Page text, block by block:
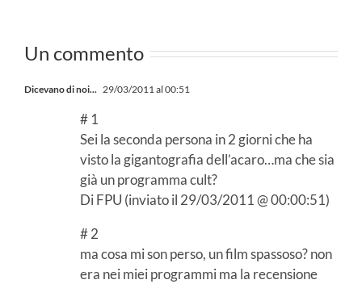
novità in
Un commento
Dicevano di noi... 29/03/2011 al 00:51
# 1
Sei la seconda persona in 2 giorni che ha
visto la gigantografia dell’acaro…ma che sia
già un programma cult?
Di FPU (inviato il 29/03/2011 @ 00:00:51)
# 2
ma cosa mi son perso, un film spassoso? non
era nei miei programmi ma la recensione